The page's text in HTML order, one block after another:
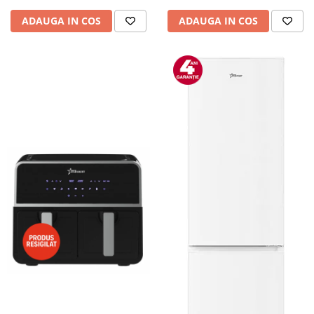
Camere auto
Baterii
Console & Jocuri
Accesorii console & PC
Birouri gaming
Console Hardware
Ochelari VR Gaming
Scaune gaming
Console Jocuri
ADAUGA IN COS ADAUGA IN COS